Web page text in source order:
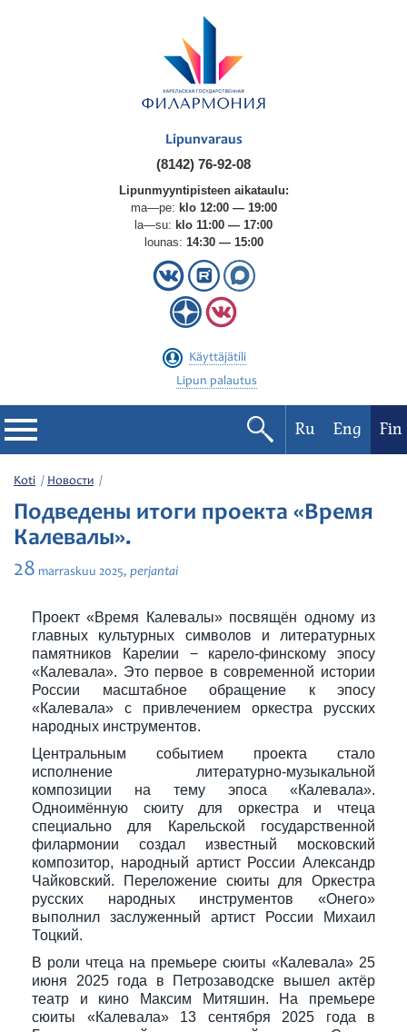
Lipunvaraus
(8142) 76-92-08
Lipunmyyntipisteen aikataulu:
ma—pe: klo 12:00 — 19:00
la—su: klo 11:00 — 17:00
lounas: 14:30 — 15:00
Käyttäjätili
Lipun palautus
Filharmonia
Konserttikalenteri
Festivaalit
Ru Eng Fin
Koti Новости
Подведены итоги проекта «Время
Калевалы».
28 marraskuu 2025, perjantai
Проект «Время Калевалы» посвящён одному из
главных культурных символов и литературных
памятников Карелии − карело-финскому эпосу
«Калевала». Это первое в современной истории
России масштабное обращение к эпосу
«Калевала» с привлечением оркестра русских
народных инструментов.
Центральным событием проекта стало
исполнение литературно-музыкальной
композиции на тему эпоса «Калевала».
Одноимённую сюиту для оркестра и чтеца
специально для Карельской государственной
филармонии создал известный московский
композитор, народный артист России Александр
Чайковский. Переложение сюиты для Оркестра
русских народных инструментов «Онего»
выполнил заслуженный артист России Михаил
Тоцкий.
В роли чтеца на премьере сюиты «Калевала» 25
июня 2025 года в Петрозаводске вышел актёр
театр и кино Максим Митяшин. На премьере
сюиты «Калевала» 13 сентября 2025 года в